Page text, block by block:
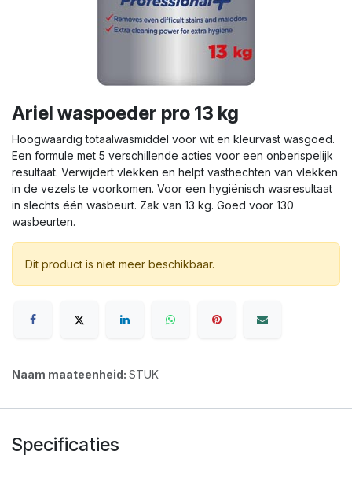
Ariel waspoeder pro 13 kg
Hoogwaardig totaalwasmiddel voor wit en kleurvast wasgoed.
Een formule met 5 verschillende acties voor een onberispelijk
resultaat. Verwijdert vlekken en helpt vasthechten van vlekken
in de vezels te voorkomen. Voor een hygiënisch wasresultaat
in slechts één wasbeurt. Zak van 13 kg. Goed voor 130
wasbeurten.
Dit product is niet meer beschikbaar.
Naam maateenheid: STUK
Specificaties